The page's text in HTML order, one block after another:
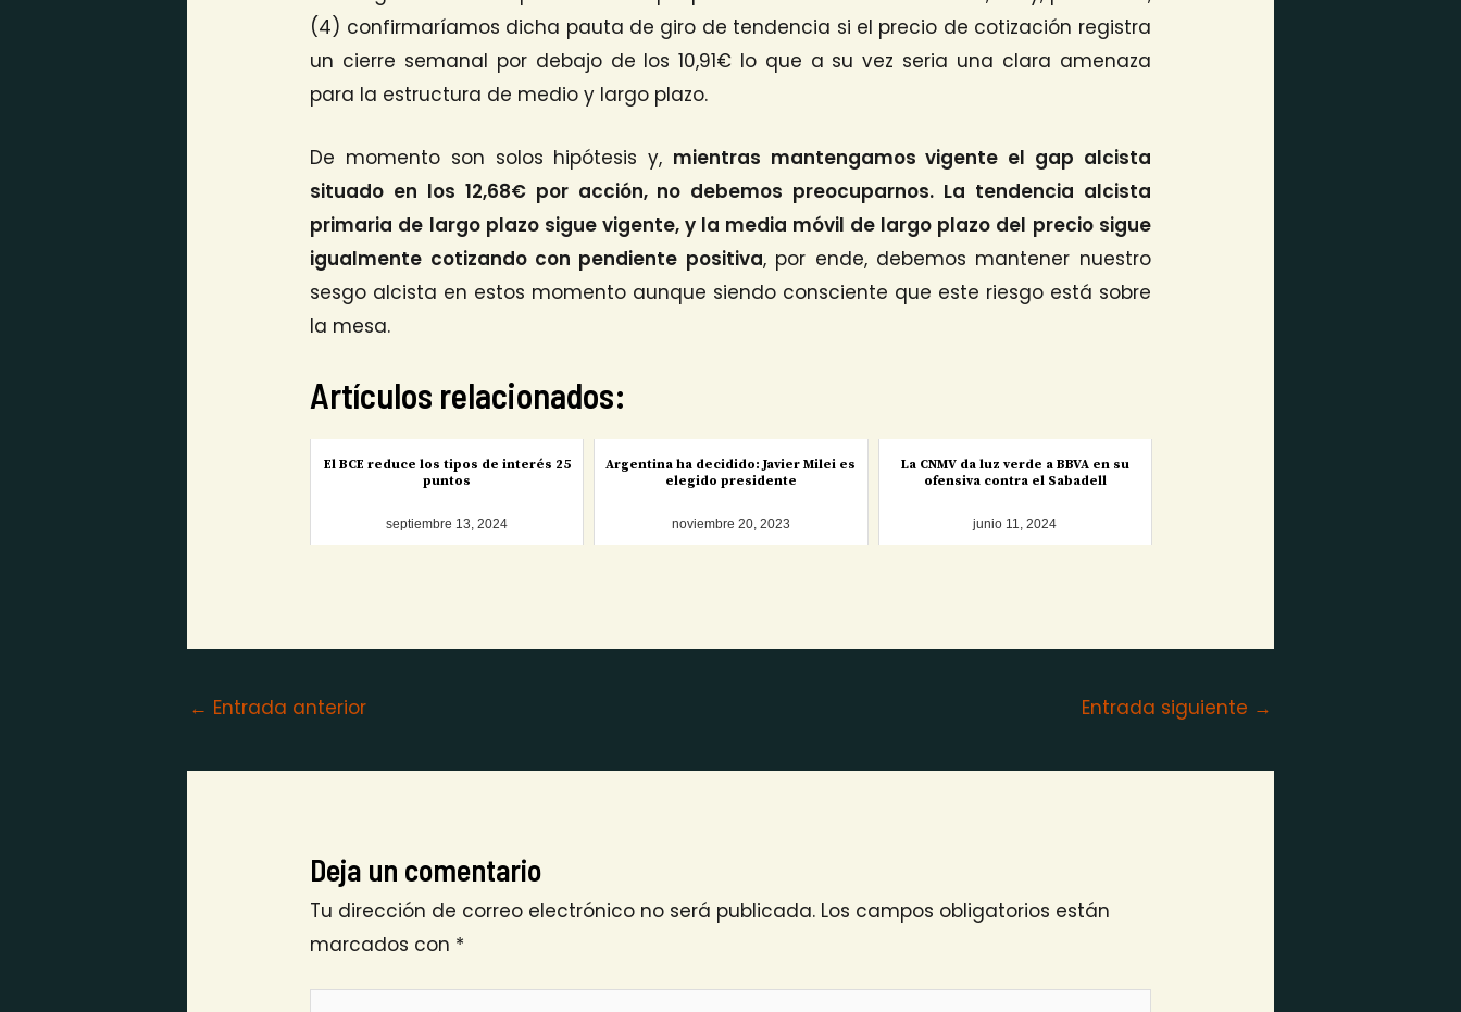
(4) confirmaríamos dicha pauta de giro de tendencia si el precio de cotización registra
un cierre semanal por debajo de los 10,91€ lo que a su vez seria una clara amenaza
para la estructura de medio y largo plazo.
De momento son solos hipótesis y, mientras mantengamos vigente el gap alcista
situado en los 12,68€ por acción, no debemos preocuparnos. La tendencia alcista
primaria de largo plazo sigue vigente, y la media móvil de largo plazo del precio sigue
igualmente cotizando con pendiente positiva, por ende, debemos mantener nuestro
sesgo alcista en estos momento aunque siendo consciente que este riesgo está sobre
la mesa.
Artículos relacionados:
El BCE reduce los tipos de interés 25
puntos
septiembre 13, 2024
Argentina ha decidido: Javier Milei es
elegido presidente
noviembre 20, 2023
La CNMV da luz verde a BBVA en su
ofensiva contra el Sabadell
junio 11, 2024
← Entrada anterior Entrada siguiente →
Deja un comentario
Tu dirección de correo electrónico no será publicada. Los campos obligatorios están
marcados con *